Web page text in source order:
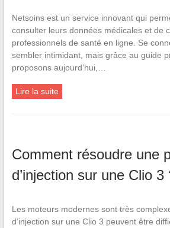
Netsoins est un service innovant qui
consulter leurs données médicales et de
professionnels de santé en ligne. Se
sembler intimidant, mais grâce au guide
proposons aujourd’hui,…
Lire la suite
Comment résoudre une
d’injection sur une Clio 3
Les moteurs modernes sont très
d’injection sur une Clio 3 peuvent être